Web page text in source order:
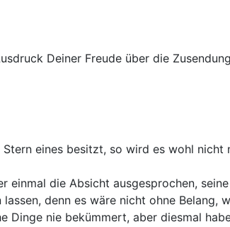
Deiner Freude über die
eines besitzt, so wird es wohl nicht
die Absicht ausgesprochen,
denn es wäre nicht ohne Belang,
nie bekümmert, aber diesmal